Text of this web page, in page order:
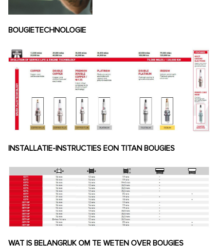
BOUGIETECHNOLOGIE
INSTALLATIE-INSTRUCTIES EON TITAN BOUGIES
WAT IS BELANGRIJK OM TE WETEN OVER BOUGIES